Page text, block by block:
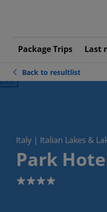
Package Trips Last
Back to resultlist
Italy | Italian Lakes &
Park
4